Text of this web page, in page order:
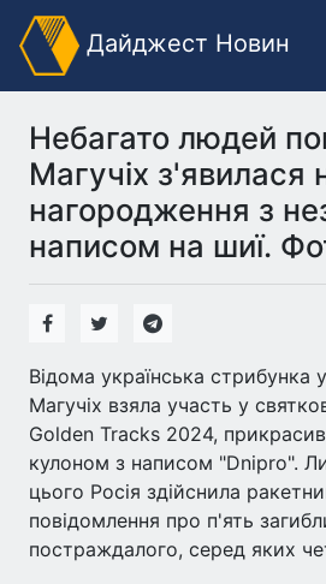
Дайджест Новин
Небагато людей
Магучіх з'явилася
нагородження з
написом на шиї.
Відома українська стрибунка
Магучіх взяла участь у
Golden Tracks 2024,
кулоном з написом "Dnipro".
цього Росія здійснила
повідомлення про п'ять
постраждалого, серед яких